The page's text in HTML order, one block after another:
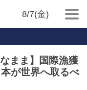
8/7(金)
まま】国際漁獲
が世界へ取るべ